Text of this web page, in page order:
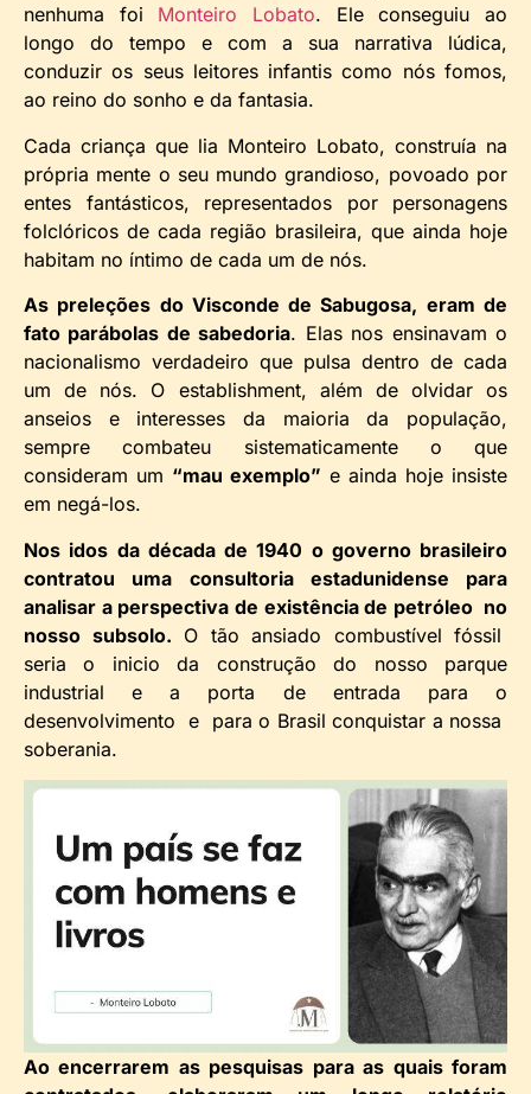
nenhuma foi Monteiro Lobato. Ele conseguiu ao
longo do tempo e com a sua narrativa lúdica,
conduzir os seus leitores infantis como nós fomos,
ao reino do sonho e da fantasia.
Cada criança que lia Monteiro Lobato, construía na
própria mente o seu mundo grandioso, povoado por
entes fantásticos, representados por personagens
folclóricos de cada região brasileira, que ainda hoje
habitam no íntimo de cada um de nós.
As preleções do Visconde de Sabugosa, eram de
fato parábolas de sabedoria. Elas nos ensinavam o
nacionalismo verdadeiro que pulsa dentro de cada
um de nós. O establishment, além de olvidar os
anseios e interesses da maioria da população,
sempre combateu sistematicamente o que
consideram um “mau exemplo” e ainda hoje insiste
em negá-los.
Nos idos da década de 1940 o governo brasileiro
contratou uma consultoria estadunidense para
analisar a perspectiva de existência de petróleo no
nosso subsolo. O tão ansiado combustível fóssil
seria o inicio da construção do nosso parque
industrial e a porta de entrada para o
desenvolvimento e para o Brasil conquistar a nossa
soberania.
Ao encerrarem as pesquisas para as quais foram